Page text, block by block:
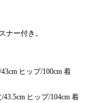
ナー付き。
ヒップ/100cm 着
ヒップ/104cm 着